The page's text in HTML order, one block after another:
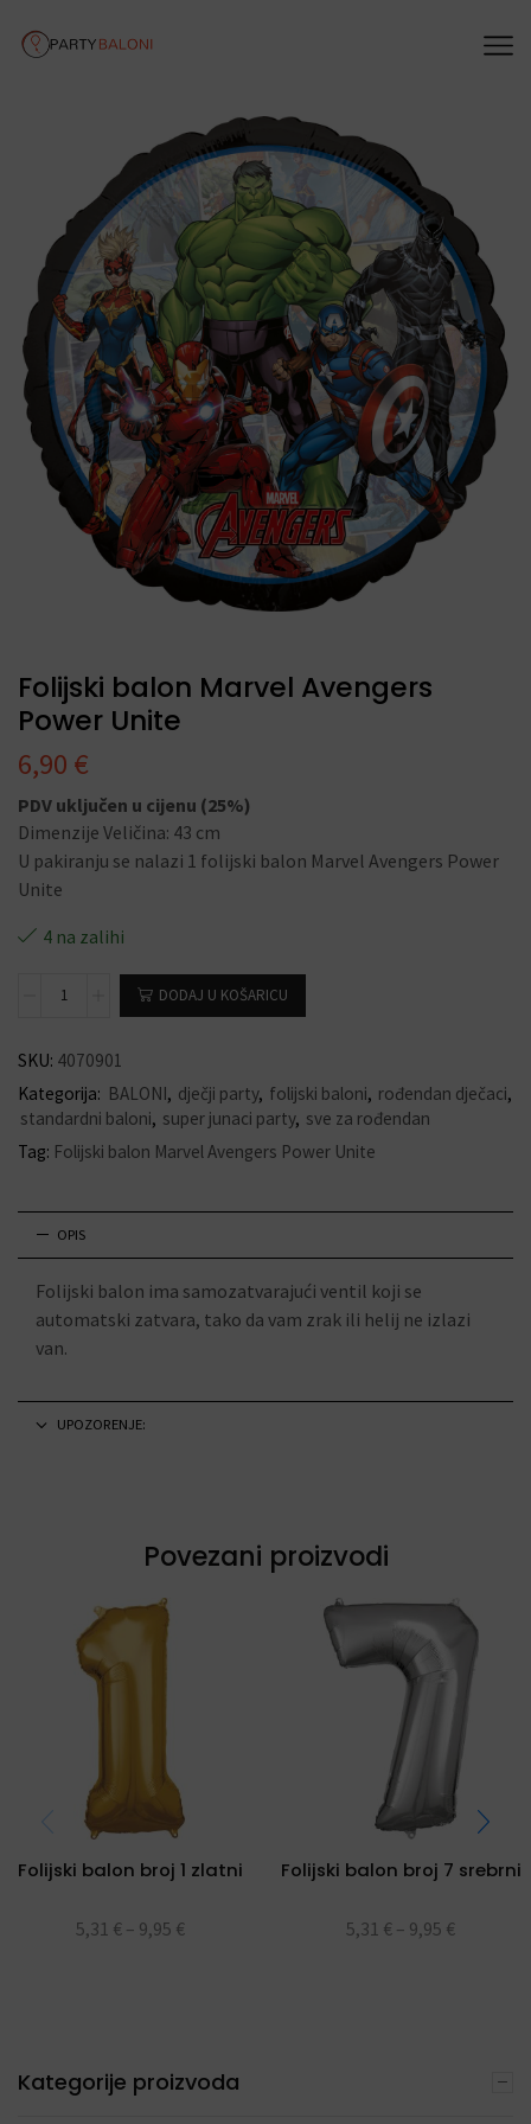
Folijski balon Marvel Avengers
Power Unite
6,90 €
PDV uključen u cijenu (25%)
Dimenzije Veličina: 43 cm
U pakiranju se nalazi 1 folijski balon Marvel Avengers Power
Unite
4 na zalihi
DODAJ U KOŠARICU
SKU: 4070901
Kategorija: BALONI, dječji party, folijski baloni, rođendan dječaci,
standardni baloni, super junaci party, sve za rođendan
Tag: Folijski balon Marvel Avengers Power Unite
OPIS
Folijski balon ima samozatvarajući ventil koji se
automatski zatvara, tako da vam zrak ili helij ne izlazi
van.
UPOZORENJE:
Povezani proizvodi
Folijski balon broj 1 zlatni
5,31 € – 9,95 €
Folijski balon broj 7 srebrni
5,31 € – 9,95 €
Kategorije proizvoda